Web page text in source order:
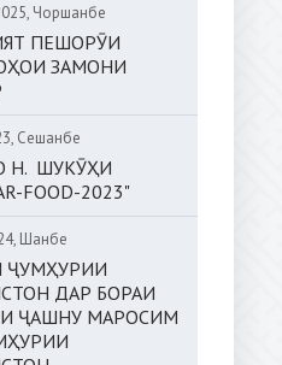
Чоршанбе
ПЕШОРӮИ
ЗАМОНИ
Сешанбе
Н. ШУКӮҲИ
FOOD-2023"
Шанбе
ҶУМҲУРИИ
ДАР БОРАИ
ҶАШНУ МАРОСИМ